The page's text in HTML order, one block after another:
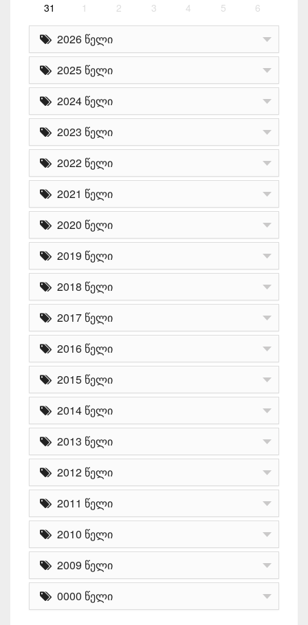
31 1 2 3 4 5 6
2026 წელი
2025 წელი
2024 წელი
2023 წელი
2022 წელი
2021 წელი
2020 წელი
2019 წელი
2018 წელი
2017 წელი
2016 წელი
2015 წელი
2014 წელი
2013 წელი
2012 წელი
2011 წელი
2010 წელი
2009 წელი
0000 წელი